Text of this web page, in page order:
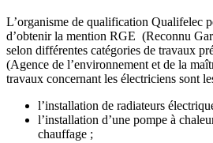
L’organisme de qualification Qualifelec
d’obtenir la mention RGE (Reconnu
selon différentes catégories de travaux
(Agence de l’environnement et de la
travaux concernant les électriciens sont
l’installation de radiateurs
l’installation d’une pompe à
chauffage ;